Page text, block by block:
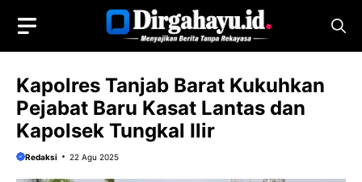
isi
Kapolres Tanjab Barat Kukuhkan
Pejabat Baru Kasat Lantas dan
Kapolsek Tungkal Ilir
Redaksi 22 Agu 2025